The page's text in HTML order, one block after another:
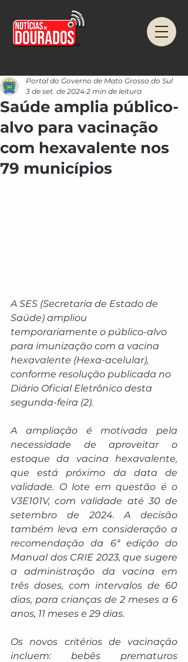
Saúde amplia público-
alvo para vacinação
com hexavalente nos
79 municípios
Portal do Governo de Mato Grosso do Sul
3 de set. de 2024 2 min de leitura
A SES (Secretaria de Estado de
Saúde) ampliou
temporariamente o público-alvo
para imunização com a vacina
hexavalente (Hexa-acelular),
conforme resolução publicada no
Diário Oficial Eletrônico desta
segunda-feira (2).
A ampliação é motivada pela
necessidade de aproveitar o
estoque da vacina hexavalente,
que está próximo da data de
validade. O lote em questão é o
V3E101V, com validade até 30 de
setembro de 2024. A decisão
também leva em consideração a
recomendação da 6ª edição do
Manual dos CRIE 2023, que sugere
a administração da vacina em
três doses, com intervalos de 60
dias, para crianças de 2 meses a 6
anos, 11 meses e 29 dias.
Os novos critérios de vacinação
incluem: bebês prematuros